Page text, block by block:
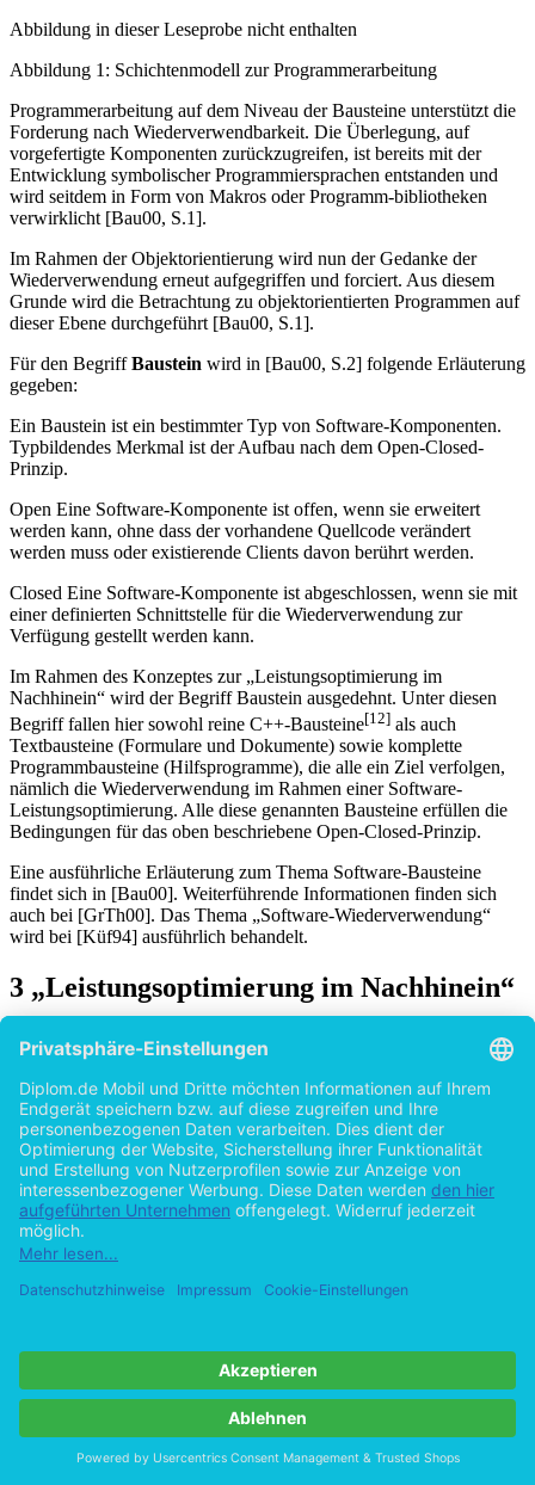
Abbildung in dieser Leseprobe nicht enthalten
Abbildung 1: Schichtenmodell zur Programmerarbeitung
Programmerarbeitung auf dem Niveau der Bausteine unterstützt die
Forderung nach Wiederverwendbarkeit. Die Überlegung, auf
vorgefertigte Komponenten zurückzugreifen, ist bereits mit der
Entwicklung symbolischer Programmiersprachen entstanden und
wird seitdem in Form von Makros oder Programm-bibliotheken
verwirklicht [Bau00, S.1].
Im Rahmen der Objektorientierung wird nun der Gedanke der
Wiederverwen­dung erneut aufgegriffen und forciert. Aus diesem
Grunde wird die Betrachtung zu objektorientierten Programmen auf
dieser Ebene durchgeführt [Bau00, S.1].
Für den BegriffBaustein wird in [Bau00, S.2] folgende Erläuterung
gegeben:
Ein Baustein ist ein bestimmter Typ von Software-Komponenten.
Typbildendes Merkmal ist der Aufbau nach dem Open-Closed-
Prinzip.
Open Eine Software-Komponente ist offen, wenn sie erweitert
werden kann, ohne dass der vorhandene Quellcode verändert
werden muss oder existierende Clients davon berührt werden.
Closed Eine Software-Komponente ist abgeschlossen, wenn sie mit
einer definierten Schnittstelle für die Wiederverwendung zur
Verfügung gestellt werden kann.
Im Rahmen des Konzeptes zur „Leistungsoptimierung im
Nachhinein“ wird der Begriff Baustein ausgedehnt. Unter die­sen
Begriff fallen hier sowohl reine C++-Bausteine[12] als auch
Textbausteine (Formu­lare und Dokumente) sowie komplette
Programmbausteine (Hilfsprogramme), die alle ein Ziel verfolgen,
nämlich die Wiederverwendung im Rahmen einer Software-
Leistungsoptimierung. Alle diese genannten Bausteine erfüllen die
Bedingun­gen für das oben beschriebene Open-Closed-Prinzip.
Eine ausführliche Erläuterung zum Thema Software-Bausteine
findet sich in [Bau00]. Weiterführende Informationen finden sich
auch bei [GrTh00]. Das Thema „Software-Wiederverwendung“
wird bei [Küf94] ausführlich behandelt.
3 „Leistungsoptimierung im Nachhinein“
Das Optimieren der Ausführungsgeschwindigkeit eines Software-
Produktes am Ende eines Entwicklungsprojektes oder gar erst nach
Freigabe und Ausliefe­rung in der Wartungs- und Pflegephase ist
bekanntermaßen sehr zeitaufwendig und teuer. Im Allgemeinen wird
davon ausgegangen, dass die Kosten für Ände­rungen mit dem
Projektfortschritt exponentiell steigen [vgl. Beck00, S.21].
Abbildung in dieser Leseprobe nicht enthalten
Abbildung 2: Änderungskosten mit Verlauf des Projektfortschritts
Trotzdem kann man in konkreten Software-Projekten immer wieder
beobach­ten, dass solche Optimierungsaufgaben an das Ende eines
über zehn Jahren auf diese Problema­tik aufmerk­sam gemacht:
„Fixing it later was a viable approach in the 1970s, but today it is
dangerous. Performance-Engineering methods fall between the
extremes of ‘performance-driven development’ and ‘fixing it later’”.
Dass diese Problematik mehr als zehn Jahre später immer noch